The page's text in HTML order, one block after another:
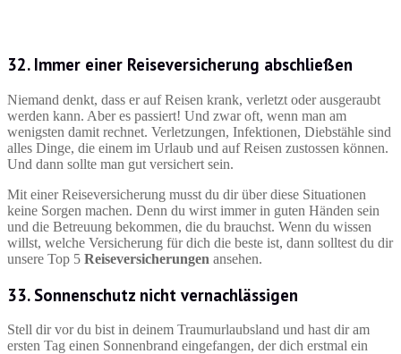
32. Immer einer Reiseversicherung abschließen
Niemand denkt, dass er auf Reisen krank, verletzt oder ausgeraubt
werden kann. Aber es passiert! Und zwar oft, wenn man am
wenigsten damit rechnet. Verletzungen, Infektionen, Diebstähle sind
alles Dinge, die einem im Urlaub und auf Reisen zustossen können.
Und dann sollte man gut versichert sein.
Mit einer Reiseversicherung musst du dir über diese Situationen
keine Sorgen machen. Denn du wirst immer in guten Händen sein
und die Betreuung bekommen, die du brauchst. Wenn du wissen
willst, welche Versicherung für dich die beste ist, dann solltest du dir
unsere Top 5 Reiseversicherungen ansehen.
33. Sonnenschutz nicht vernachlässigen
Stell dir vor du bist in deinem Traumurlaubsland und hast dir am
ersten Tag einen Sonnenbrand eingefangen, der dich erstmal ein